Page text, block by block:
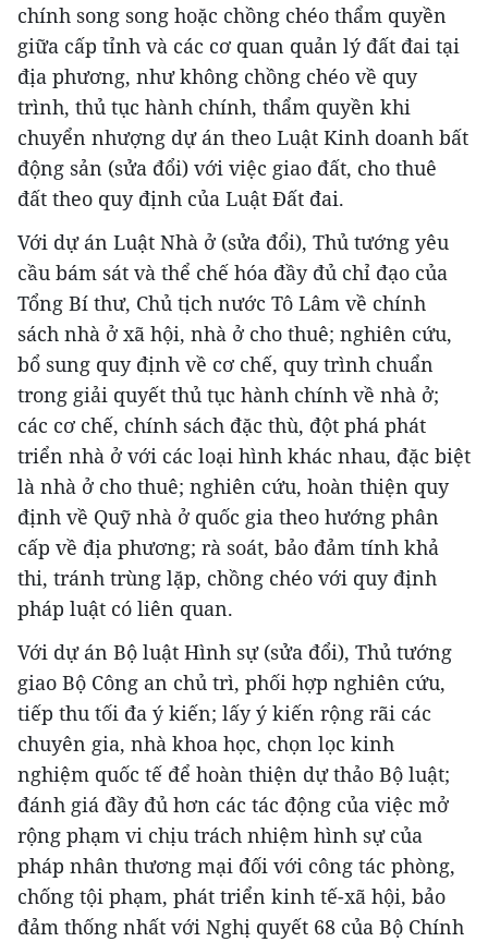
chính song song hoặc chồng chéo thẩm quyền
giữa cấp tỉnh và các cơ quan quản lý đất đai tại
địa phương, như không chồng chéo về quy
trình, thủ tục hành chính, thẩm quyền khi
chuyển nhượng dự án theo Luật Kinh doanh bất
động sản (sửa đổi) với việc giao đất, cho thuê
đất theo quy định của Luật Đất đai.
Với dự án Luật Nhà ở (sửa đổi), Thủ tướng yêu
cầu bám sát và thể chế hóa đầy đủ chỉ đạo của
Tổng Bí thư, Chủ tịch nước Tô Lâm về chính
sách nhà ở xã hội, nhà ở cho thuê; nghiên cứu,
bổ sung quy định về cơ chế, quy trình chuẩn
trong giải quyết thủ tục hành chính về nhà ở;
các cơ chế, chính sách đặc thù, đột phá phát
triển nhà ở với các loại hình khác nhau, đặc biệt
là nhà ở cho thuê; nghiên cứu, hoàn thiện quy
định về Quỹ nhà ở quốc gia theo hướng phân
cấp về địa phương; rà soát, bảo đảm tính khả
thi, tránh trùng lặp, chồng chéo với quy định
pháp luật có liên quan.
Với dự án Bộ luật Hình sự (sửa đổi), Thủ tướng
giao Bộ Công an chủ trì, phối hợp nghiên cứu,
tiếp thu tối đa ý kiến; lấy ý kiến rộng rãi các
chuyên gia, nhà khoa học, chọn lọc kinh
nghiệm quốc tế để hoàn thiện dự thảo Bộ luật;
đánh giá đầy đủ hơn các tác động của việc mở
rộng phạm vi chịu trách nhiệm hình sự của
pháp nhân thương mại đối với công tác phòng,
chống tội phạm, phát triển kinh tế-xã hội, bảo
đảm thống nhất với Nghị quyết 68 của Bộ Chính